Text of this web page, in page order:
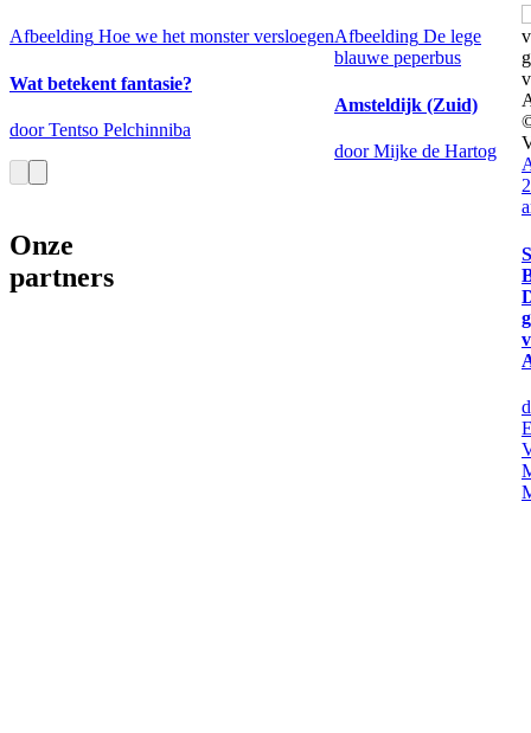
Afbeelding Hoe we het monster versloegen
Wat betekent fantasie?
door Tentso Pelchinniba
Afbeelding De lege
blauwe peperbus
Amsteldijk (Zuid)
door Mijke de Hartog
Onze
partners